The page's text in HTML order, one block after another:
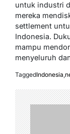
untuk industri
mereka
settlement
Indonesia.
mampu
menyeluruh
TaggedIndonesia,